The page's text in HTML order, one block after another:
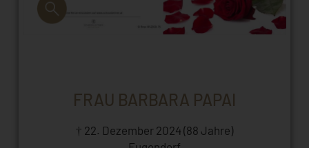
FRAU BARBARA PAPAI
† 22. Dezember 2024 (88 Jahre)